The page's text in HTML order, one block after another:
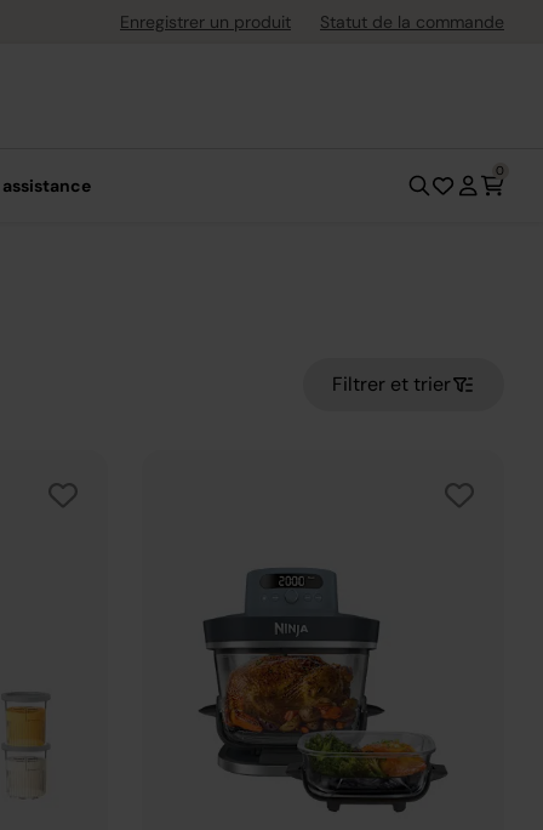
plus*.Profitez-en
Enregistrer un produit Statut de la commande
0
Filtrer et trier